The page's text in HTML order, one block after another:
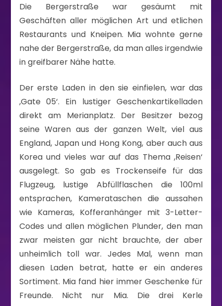
Die Bergerstraße war gesäumt mit
Geschäften aller möglichen Art und etlichen
Restaurants und Kneipen. Mia wohnte gerne
nahe der Bergerstraße, da man alles irgendwie
in greifbarer Nähe hatte.
Der erste Laden in den sie einfielen, war das
,Gate 05‘. Ein lustiger Geschenkartikelladen
direkt am Merianplatz. Der Besitzer bezog
seine Waren aus der ganzen Welt, viel aus
England, Japan und Hong Kong, aber auch aus
Korea und vieles war auf das Thema ,Reisen‘
ausgelegt. So gab es Trockenseife für das
Flugzeug, lustige Abfüllflaschen die 100ml
entsprachen, Kamerataschen die aussahen
wie Kameras, Kofferanhänger mit 3-Letter-
Codes und allen möglichen Plunder, den man
zwar meisten gar nicht brauchte, der aber
unheimlich toll war. Jedes Mal, wenn man
diesen Laden betrat, hatte er ein anderes
Sortiment. Mia fand hier immer Geschenke für
Freunde. Nicht nur Mia. Die drei Kerle